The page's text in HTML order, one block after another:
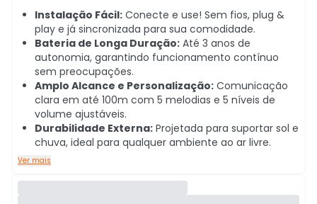
Instalação Fácil: Conecte e use! Sem fios, plug &
play e já sincronizada para sua comodidade.
Bateria de Longa Duração: Até 3 anos de
autonomia, garantindo funcionamento contínuo
sem preocupações.
Amplo Alcance e Personalização: Comunicação
clara em até 100m com 5 melodias e 5 níveis de
volume ajustáveis.
Durabilidade Externa: Projetada para suportar sol e
chuva, ideal para qualquer ambiente ao ar livre.
Ver mais